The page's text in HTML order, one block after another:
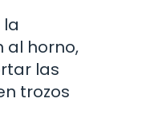
al horno,
las
trozos